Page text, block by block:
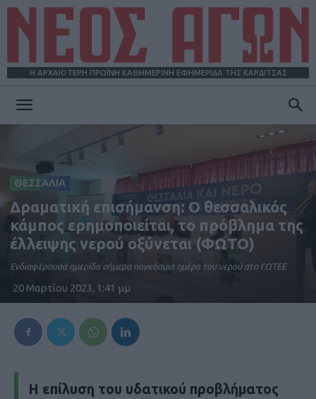
Η ΑΡΧΑΙΟΤΕΡΗ ΠΡΩΪΝΗ ΚΑΘΗΜΕΡΙΝΗ ΕΦΗΜΕΡΙΔΑ ΤΗΣ ΚΑΡΔΙΤΣΑΣ
ΘΕΣΣΑΛΙΑ
Δραματική επισήμανση: Ο θεσσαλικός
κάμπος ερημοποιείται, το πρόβλημα της
έλλειψης νερού οξύνεται (ΦΩΤΟ)
Ενδιαφέρουσα ημερίδα σήμερα παγκόσμια ημέρα του νερού στο ΓΩΤΕΕ
20 Μαρτίου 2023, 1:41 μμ
Η επίλυση του υδατικού προβλήματος